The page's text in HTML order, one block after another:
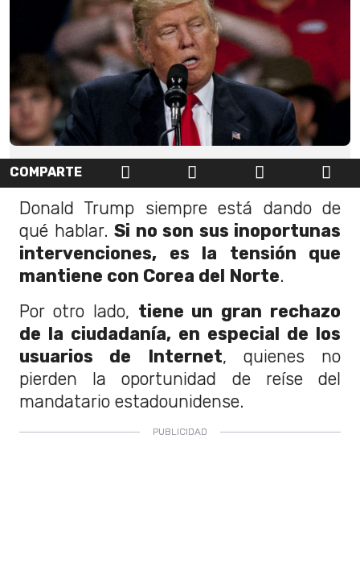
COMPARTE
Donald Trump siempre está dando de
qué hablar. Si no son sus inoportunas
intervenciones, es la tensión que
mantiene con Corea del Norte.
Por otro lado, tiene un gran rechazo
de la ciudadanía, en especial de los
usuarios de Internet, quienes no
pierden la oportunidad de reíse del
mandatario estadounidense.